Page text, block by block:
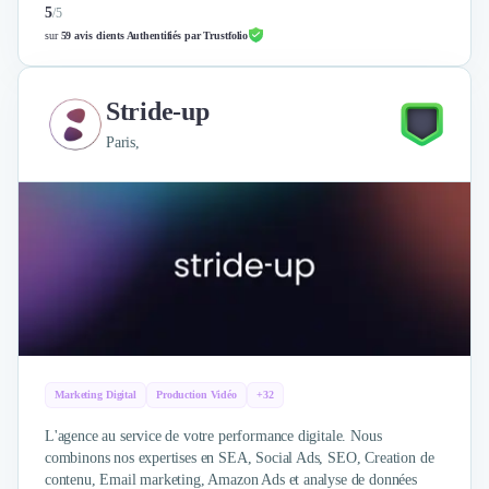
Nettoyage & Ménage
Clubs & Réseaux Professionnels
Espaces de Coworking
5/5
sur59 avis clients Authentifiés par Trustfolio
Stride-up
Paris,
Marketing Digital Production Vidéo +32
L'agence au service de votre performance digitale. Nous
combinons nos expertises en SEA, Social Ads, SEO, Creation de
contenu, Email marketing, Amazon Ads et analyse de données